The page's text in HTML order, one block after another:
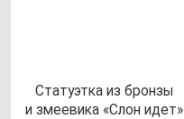
Ста­ту­эт­ка из брон­зы
и зме­еви­ка «Слон идет»